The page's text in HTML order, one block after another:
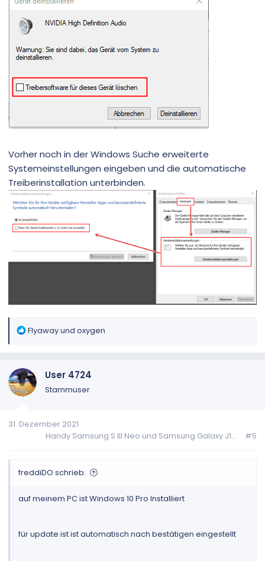
Vorher noch in der Windows Suche erweiterte
Systemeinstellungen eingeben und die automatische
Treiberinstallation unterbinden.
R
t
i
e
Flyawayund oxygen
User 4724
Stammuser
31. Dezember 2021
Handy Samsung S III Neo und Samsung Galaxy J1...
#5
freddiDO schrieb:
auf meinem PC ist Windows 10 Pro Installiert
für update ist ist automatisch nach bestätigen eingestellt